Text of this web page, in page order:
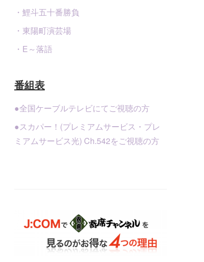
・鯉斗五十番勝負
・東陽町演芸場
・E～落語
番組表
●全国ケーブルテレビにてご視聴の方
●スカパー！(プレミアムサービス・プレ
ミアムサービス光) Ch.542をご視聴の方